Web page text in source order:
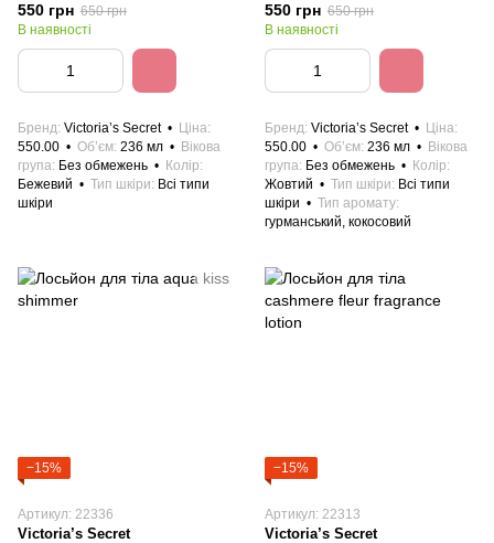
550 грн 650 грн
В наявності
Бренд Victoria’s Secret
Ціна
550.00
Об’єм 236 мл
Вікова
група Без обмежень
Колір
Бежевий
Тип шкіри
Всі типи
шкіри
550 грн 650 грн
В наявності
Бренд Victoria’s Secret
Ціна
550.00
Об’єм 236 мл
Вікова
група Без обмежень
Колір
Жовтий
Тип шкіри
Всі типи
шкіри
Тип аромату
гурманський, кокосовий
−15%
Артикул: 22336
Victoria’s Secret
−15%
Артикул: 22313
Victoria’s Secret